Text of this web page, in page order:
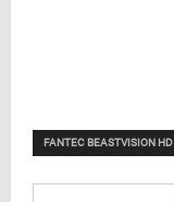
FANTEC BEASTVISION HD